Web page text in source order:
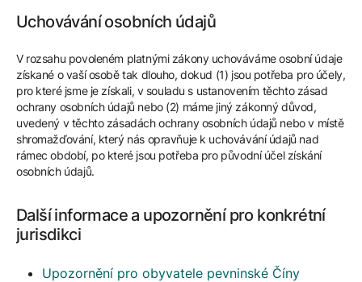
Uchovávání osobních údajů
V rozsahu povoleném platnými zákony uchováváme osobní údaje
získané o vaší osobě tak dlouho, dokud (1) jsou potřeba pro účely,
pro které jsme je získali, v souladu s ustanovením těchto zásad
ochrany osobních údajů nebo (2) máme jiný zákonný důvod,
uvedený v těchto zásadách ochrany osobních údajů nebo v místě
shromažďování, který nás opravňuje k uchovávání údajů nad
rámec období, po které jsou potřeba pro původní účel získání
osobních údajů.
Další informace a upozornění pro konkrétní
jurisdikci
Upozornění pro obyvatele pevninské Číny